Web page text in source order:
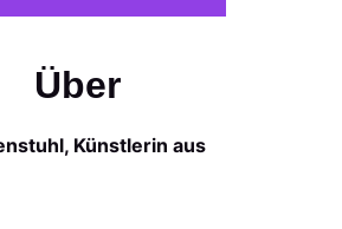
Über
Künstlerin aus